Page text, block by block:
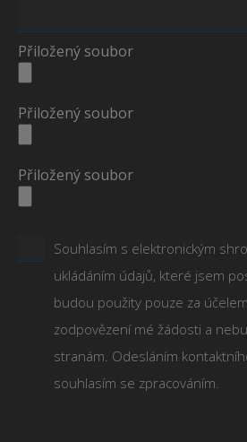
Přiložený soubor
Přiložený soubor
Přiložený soubor
Souhlasím s elektronickým
ukládáním údajů, které jsem
budou použity pouze za
zodpovězení mé žádosti a
stranám. Odesláním
souhlasím se zpracováním.